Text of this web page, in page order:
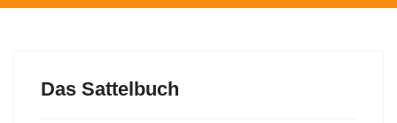
Das Sattelbuch